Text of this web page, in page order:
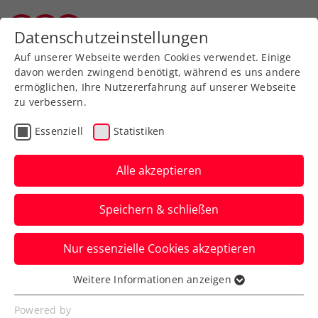
Zurück zur Newsübersicht
Turniere
Draper peilt nächsten
Titelcoup bei den Erste
Bank Open an
Drei weitere Sieger des Wiener
Tennishighlights sind ebenfalls beim ATP-
500-Turnier am Start.
Verfasst von: Presseaussendung / Redaktion, 03.07.2025
Datenschutzeinstellungen
Auf unserer Webseite werden Cookies verwendet. Einige
davon werden zwingend benötigt, während es uns andere
ermöglichen, Ihre Nutzererfahrung auf unserer Webseite
zu verbessern.
Essenziell Statistiken
Alle akzeptieren
Speichern & schließen
Nur essenzielle Cookies akzeptieren
Essenziell
Essenzielle Cookies werden für grundlegende
Weitere Informationen anzeigen
Powered by